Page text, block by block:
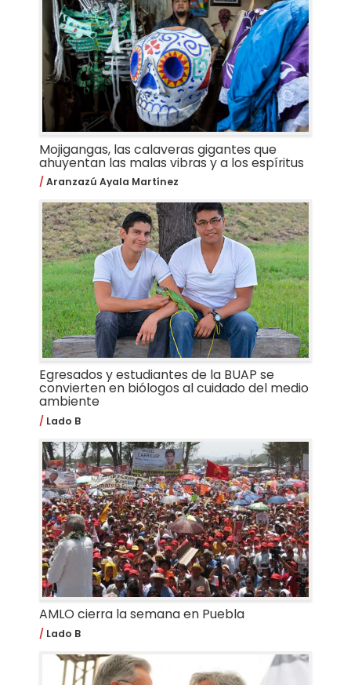
Mojigangas, las calaveras gigantes que
ahuyentan las malas vibras y a los espíritus
Aranzazú Ayala Martínez
Egresados y estudiantes de la BUAP se
convierten en biólogos al cuidado del medio
ambiente
Lado B
AMLO cierra la semana en Puebla
Lado B